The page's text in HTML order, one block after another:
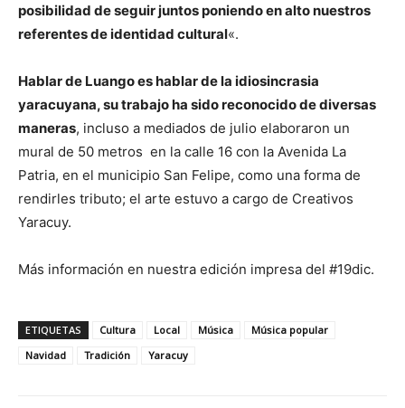
posibilidad de seguir juntos poniendo en alto nuestros
referentes de identidad cultural«.
Hablar de Luango es hablar de la idiosincrasia
yaracuyana, su trabajo ha sido reconocido de diversas
maneras, incluso a mediados de julio elaboraron un
mural de 50 metros en la calle 16 con la Avenida La
Patria, en el municipio San Felipe, como una forma de
rendirles tributo; el arte estuvo a cargo de Creativos
Yaracuy.
Más información en nuestra edición impresa del #19dic.
ETIQUETAS Cultura Local Música
Música popular
Navidad
Tradición Yaracuy